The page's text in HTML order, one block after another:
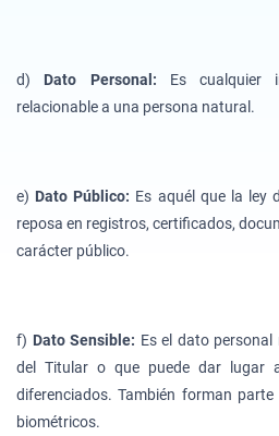
d) Dato Personal: Es cualquier
relacionable a una persona natural.
e) Dato Público: Es aquél que la ley
reposa en registros, certificados,
carácter público.
f) Dato Sensible: Es el dato
del Titular o que puede dar lugar
diferenciados. También forman
biométricos.